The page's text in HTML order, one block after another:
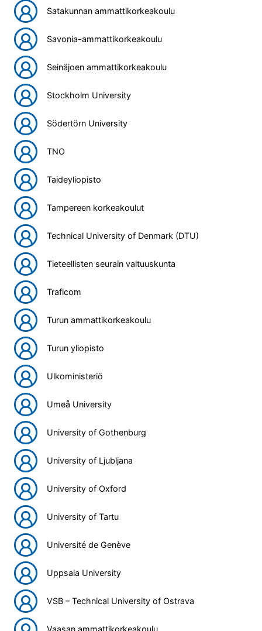
Satakunnan ammattikorkeakoulu
Savonia-ammattikorkeakoulu
Seinäjoen ammattikorkeakoulu
Stockholm University
Södertörn University
TNO
Taideyliopisto
Tampereen korkeakoulut
Technical University of Denmark (DTU)
Tieteellisten seurain valtuuskunta
Traficom
Turun ammattikorkeakoulu
Turun yliopisto
Ulkoministeriö
Umeå University
University of Gothenburg
University of Ljubljana
University of Oxford
University of Tartu
Université de Genève
Uppsala University
VSB – Technical University of Ostrava
Vaasan ammattikorkeakoulu